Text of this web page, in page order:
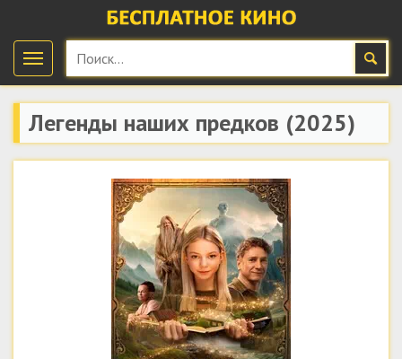
Легенды наших предков (2025)
скачать бесплатно